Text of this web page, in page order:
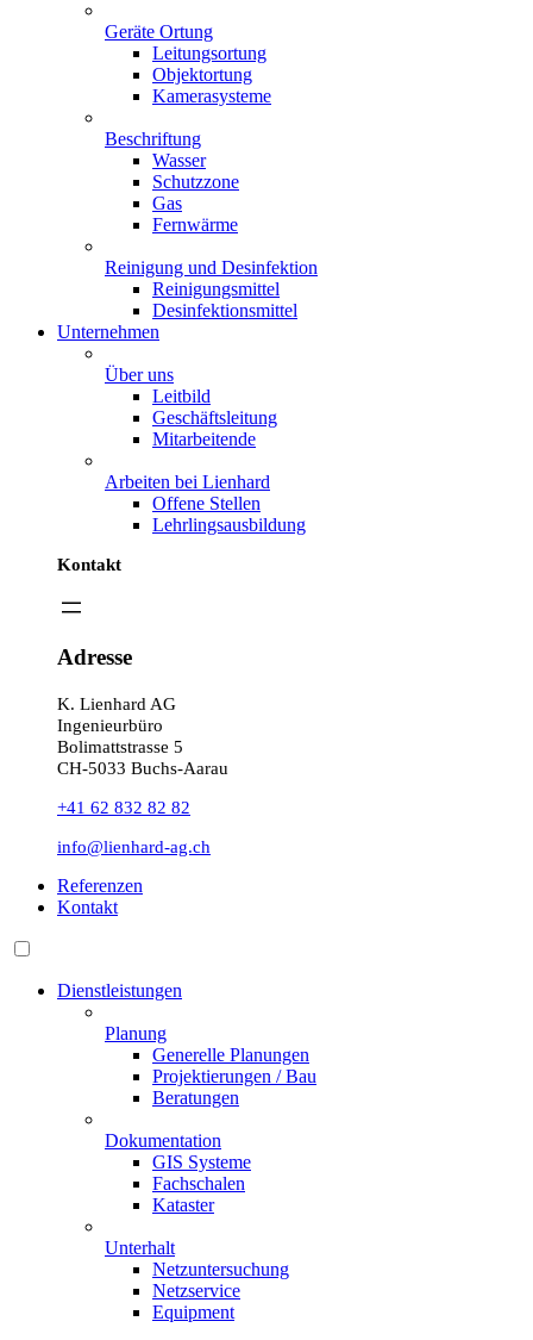
Geräte Ortung
Leitungsortung
Objektortung
Kamerasysteme
Beschriftung
Wasser
Schutzzone
Gas
Fernwärme
Reinigung und Desinfektion
Reinigungsmittel
Desinfektionsmittel
Unternehmen
Über uns
Leitbild
Geschäftsleitung
Mitarbeitende
Arbeiten bei Lienhard
Offene Stellen
Lehrlingsausbildung
Kontakt
Adresse
K. Lienhard AG
Ingenieurbüro
Bolimattstrasse 5
CH-5033 Buchs-Aarau
+41 62 832 82 82
info@lienhard-ag.ch
Referenzen
Kontakt
Dienstleistungen
Planung
Generelle Planungen
Projektierungen / Bau
Beratungen
Dokumentation
GIS Systeme
Fachschalen
Kataster
Unterhalt
Netzuntersuchung
Netzservice
Equipment